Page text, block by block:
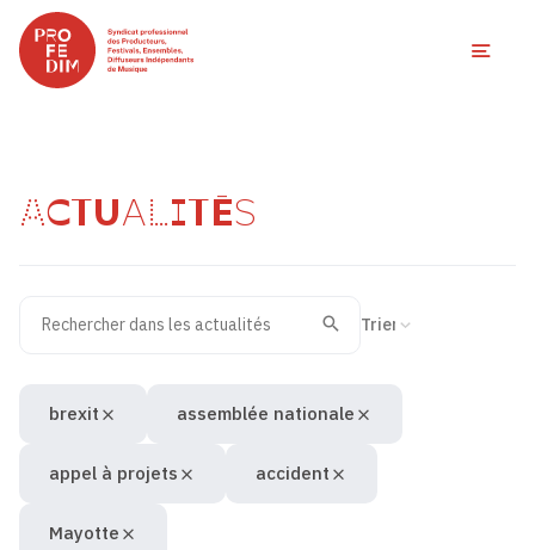
ACTUALITÉS
Recherche
Valider
brexit assemblée nationale
appel à projets accident
Mayotte